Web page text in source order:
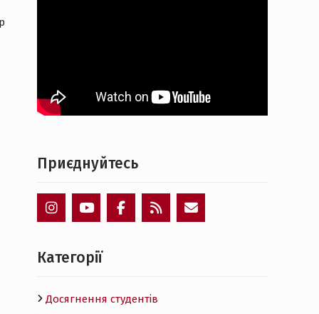
Приєднуйтесь
меню
Категорії
Досягнення студентів